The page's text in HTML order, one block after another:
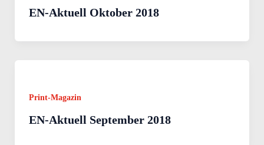
EN-Aktuell Oktober 2018
Print-Magazin
EN-Aktuell September 2018